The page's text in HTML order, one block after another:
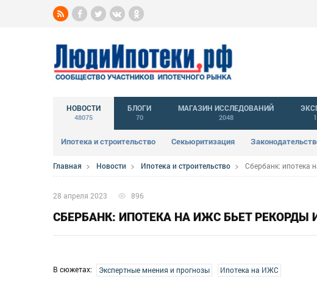
НОВОСТИ
48075
Ипотека и строительство Секьюритизация
БЛОГИ
70
МАГАЗИН ИССЛЕДОВАНИЙ
2048
Главная Новости Ипотека и строительство Сбербанк: ипотека
28 апреля 2023 896
СБЕРБАНК: ИПОТЕКА НА ИЖС БЬЕТ РЕКОРДЫ
В сюжетах: Экспертные мнения и прогнозы Ипотека на ИЖС